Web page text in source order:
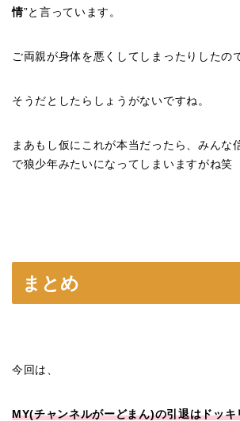
情”と言っています。
ご両親が身体を悪くしてしまったりしたの
そうだとしたらしょうがないですね。
まあもし仮にこれが本当だったら、みんな
で狼少年みたいになってしまいますがね笑
まとめ
今回は、
MY(チャンネルがーどまん)の引退はドッキ